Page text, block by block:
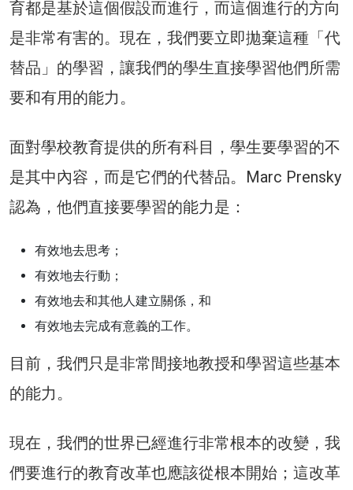
育都是基於這個假設而進行，而這個進行的方向
是非常有害的。現在，我們要立即拋棄這種「代
替品」的學習，讓我們的學生直接學習他們所需
要和有用的能力。
面對學校教育提供的所有科目，學生要學習的不
是其中內容，而是它們的代替品。Marc Prensky
認為，他們直接要學習的能力是：
有效地去思考；
有效地去行動；
有效地去和其他人建立關係，和
有效地去完成有意義的工作。
目前，我們只是非常間接地教授和學習這些基本
的能力。
現在，我們的世界已經進行非常根本的改變，我
們要進行的教育改革也應該從根本開始；這改革